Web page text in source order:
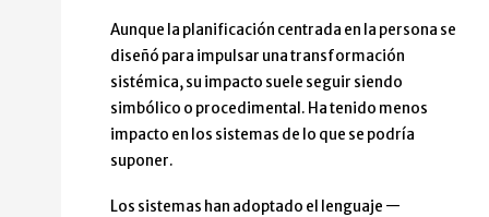
Aunque la planificación centrada en la persona se
diseñó para impulsar una transformación
sistémica, su impacto suele seguir siendo
simbólico o procedimental. Ha tenido menos
impacto en los sistemas de lo que se podría
suponer.
Los sistemas han adoptado el lenguaje —